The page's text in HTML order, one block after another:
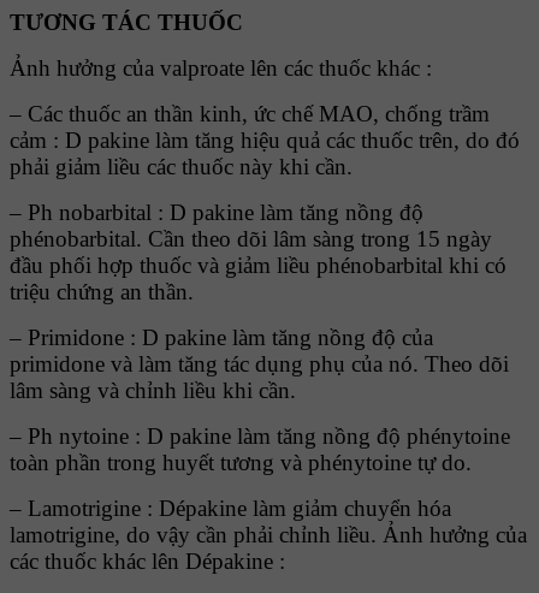
TƯƠNG TÁC THUỐC
Ảnh hưởng của valproate lên các thuốc khác :
– Các thuốc an thần kinh, ức chế MAO, chống trầm
cảm : D pakine làm tăng hiệu quả các thuốc trên, do đó
phải giảm liều các thuốc này khi cần.
– Ph nobarbital : D pakine làm tăng nồng độ
phénobarbital. Cần theo dõi lâm sàng trong 15 ngày
đầu phối hợp thuốc và giảm liều phénobarbital khi có
triệu chứng an thần.
– Primidone : D pakine làm tăng nồng độ của
primidone và làm tăng tác dụng phụ của nó. Theo dõi
lâm sàng và chỉnh liều khi cần.
– Ph nytoine : D pakine làm tăng nồng độ phénytoine
toàn phần trong huyết tương và phénytoine tự do.
– Lamotrigine : Dépakine làm giảm chuyển hóa
lamotrigine, do vậy cần phải chỉnh liều. Ảnh hưởng của
các thuốc khác lên Dépakine :